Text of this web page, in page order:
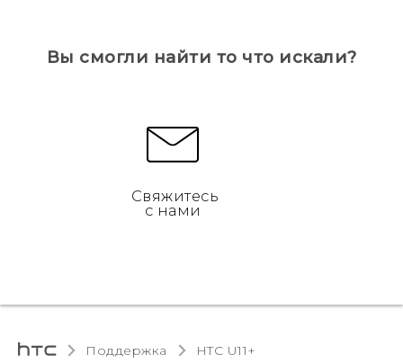
Вы смогли найти то что искали?
Свяжитесь
с нами
Поддержка HTC U11+‎